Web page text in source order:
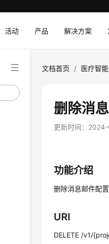
活动 产品 解决方案
文档首页 / 医疗智
删除消
更新时间：
功能介绍
删除消息邮件配置
URI
DELETE /v1/